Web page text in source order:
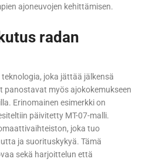
ajoneuvojen kehittämisen.
radan
joka jättää jälkensä
myös ajokokemukseen
Erinomainen esimerkki on
päivitetty MT-07-malli.
joka tuo
ja suorituskykyä. Tämä
sekä harjoittelun että